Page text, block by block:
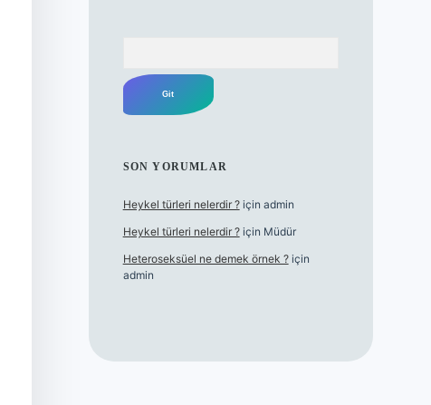
SON YORUMLAR
Heykel türleri nelerdir ?için admin
Heykel türleri nelerdir ?için Müdür
Heteroseksüel ne demek örnek ?için
admin